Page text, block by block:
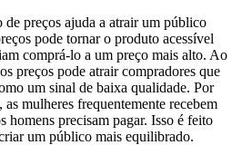
preços ajuda a atrair um público
pode tornar o produto acessível
comprá-lo a um preço mais alto. Ao
preços pode atrair compradores que
um sinal de baixa qualidade. Por
mulheres frequentemente recebem
homens precisam pagar. Isso é feito
um público mais equilibrado.